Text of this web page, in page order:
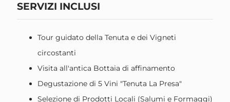
SERVIZI INCLUSI
Tour guidato della Tenuta e dei Vigneti
circostanti
Visita all'antica Bottaia di affinamento
Degustazione di 5 Vini "Tenuta La Presa"
Selezione di Prodotti Locali (Salumi e Formaggi)